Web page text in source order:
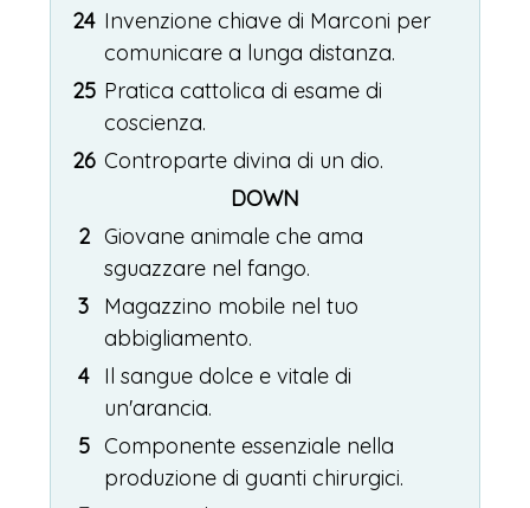
24 Invenzione chiave di Marconi per
comunicare a lunga distanza.
25 Pratica cattolica di esame di
coscienza.
26 Controparte divina di un dio.
DOWN
2 Giovane animale che ama
sguazzare nel fango.
3
Magazzino mobile nel tuo
abbigliamento.
4
Il sangue dolce e vitale di
un'arancia.
5 Componente essenziale nella
produzione di guanti chirurgici.